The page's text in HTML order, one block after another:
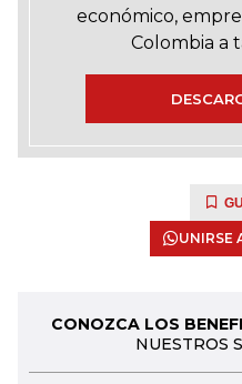
económico,
Colombia a
UNIRSE
CONOZCA LOS
NUESTROS